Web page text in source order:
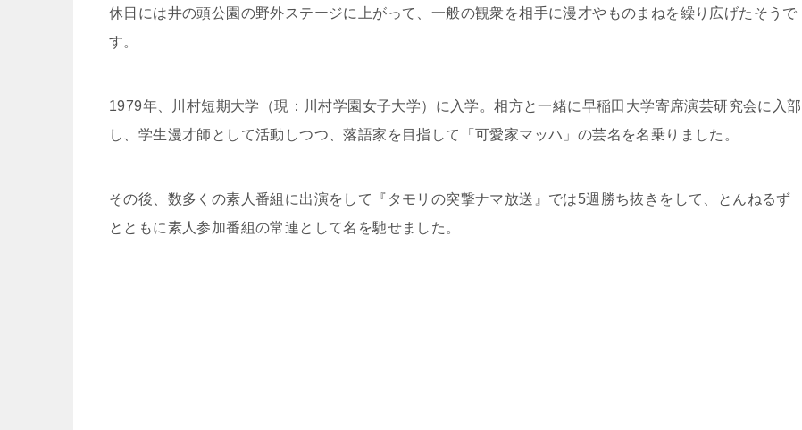
休日には井の頭公園の野外ステージに上がって、一般の観衆を相手に漫才やものまねを繰り広げたそうで
す。
1979年、川村短期大学（現：川村学園女子大学）に入学。相方と一緒に早稲田大学寄席演芸研究会に入部
し、学生漫才師として活動しつつ、落語家を目指して「可愛家マッハ」の芸名を名乗りました。
その後、数多くの素人番組に出演をして『タモリの突撃ナマ放送』では5週勝ち抜きをして、とんねるず
とともに素人参加番組の常連として名を馳せました。